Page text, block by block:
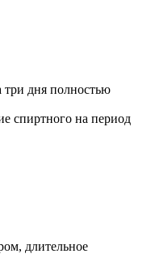
дня полностью
спиртного на период
длительное